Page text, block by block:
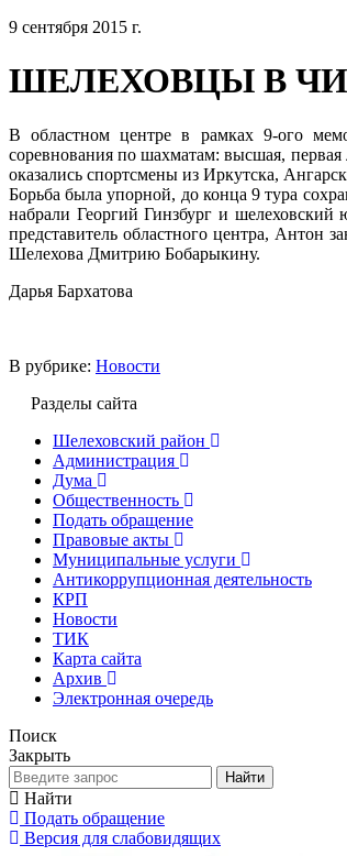
9 сентября 2015 г.
ШЕЛЕХОВЦЫ В
В областном центре в рамках 9-ого
соревнования по шахматам: высшая,
оказались спортсмены из Иркутска,
Борьба была упорной, до конца 9 тура
набрали Георгий Гинзбург и
представитель областного центра, Антон
Шелехова Дмитрию Бобарыкину.
Дарья Бархатова
В рубрике: Новости
Разделы сайта
Шелеховский район
Администрация
Дума
Общественность
Подать обращение
Правовые акты
Муниципальные услуги
Антикоррупционная деятельность
КРП
Новости
ТИК
Карта сайта
Архив
Электронная очередь
Поиск
Закрыть
Найти
Найти
Подать обращение
Версия для слабовидящих